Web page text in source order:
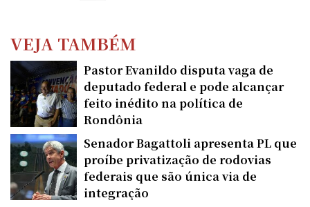
VEJA TAMBÉM
Pastor Evanildo disputa vaga de
deputado federal e pode alcançar
feito inédito na política de
Rondônia
Senador Bagattoli apresenta PL que
proíbe privatização de rodovias
federais que são única via de
integração